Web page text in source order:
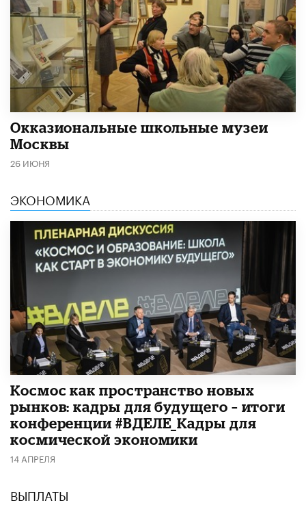
​Окказиональные школьные музеи
Москвы
26 ИЮНЯ
ЭКОНОМИКА
Космос как пространство новых
рынков: кадры для будущего – итоги
конференции #ВДЕЛЕ_Кадры для
космической экономики
14 АПРЕЛЯ
ВЫПЛАТЫ